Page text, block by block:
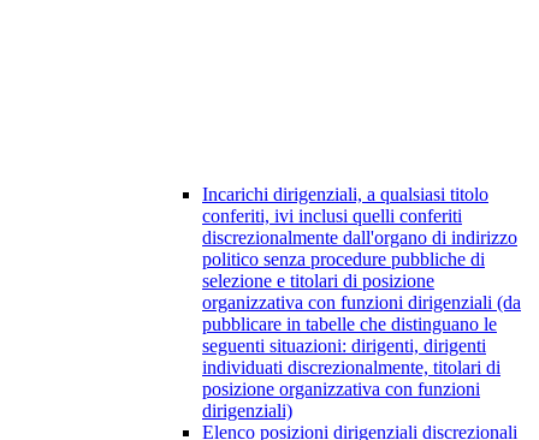
Incarichi dirigenziali, a qualsiasi titolo
conferiti, ivi inclusi quelli conferiti
discrezionalmente dall'organo di indirizzo
politico senza procedure pubbliche di
selezione e titolari di posizione
organizzativa con funzioni dirigenziali (da
pubblicare in tabelle che distinguano le
seguenti situazioni: dirigenti, dirigenti
individuati discrezionalmente, titolari di
posizione organizzativa con funzioni
dirigenziali)
Elenco posizioni dirigenziali discrezionali